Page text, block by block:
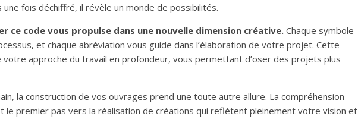
fois déchiffré, il révèle un monde de possibilités.
ce code vous propulse dans une nouvelle dimension créative.Chaque symbole
et chaque abréviation vous guide dans l’élaboration de votre projet. Cette
votre approche du travail en profondeur, vous permettant d’oser des projets plus
la construction de vos ouvrages prend une toute autre allure. La compréhension
le premier pas vers la réalisation de créations qui reflètent pleinement votre vision et